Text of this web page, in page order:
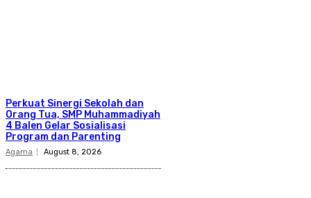
Perkuat Sinergi Sekolah dan
Orang Tua, SMP Muhammadiyah
4 Balen Gelar Sosialisasi
Program dan Parenting
Agama August 8, 2026